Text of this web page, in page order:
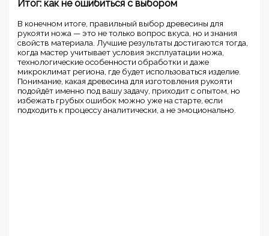
Итог: как не ошибиться с выбором
В конечном итоге, правильный выбор древесины для
рукояти ножа — это не только вопрос вкуса, но и знания
свойств материала. Лучшие результаты достигаются тогда,
когда мастер учитывает условия эксплуатации ножа,
технологические особенности обработки и даже
микроклимат региона, где будет использоваться изделие.
Понимание, какая древесина для изготовления рукояти
подойдёт именно под вашу задачу, приходит с опытом, но
избежать грубых ошибок можно уже на старте, если
подходить к процессу аналитически, а не эмоционально.